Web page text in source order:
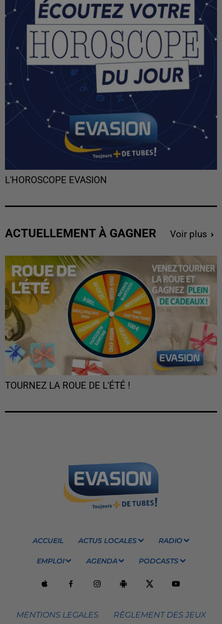
L'HOROSCOPE EVASION
ACTUELLEMENT À GAGNER Voir plus
TOURNEZ LA ROUE DE L'ÉTÉ !
ACCUEIL ACTUS LOCALES RADIO
EMPLOI AGENDA PODCASTS
MENTIONS LEGALES RÈGLEMENT DES JEUX